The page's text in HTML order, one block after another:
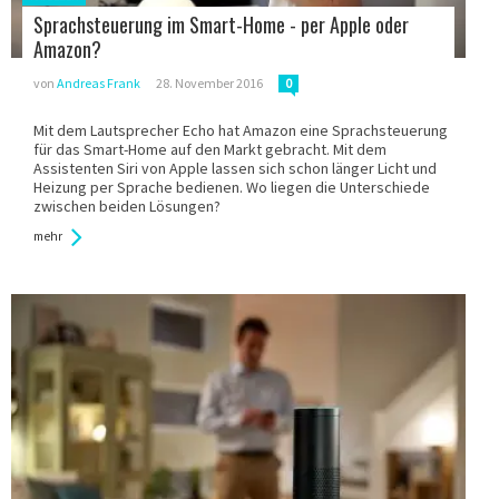
in:Sprachsteuerung im Smart-Home - per Apple oder
Amazon?
von Andreas Frank 28. November 2016 0
Mit dem Lautsprecher Echo hat Amazon eine Sprachsteuerung
für das Smart-Home auf den Markt gebracht. Mit dem
Assistenten Siri von Apple lassen sich schon länger Licht und
Heizung per Sprache bedienen. Wo liegen die Unterschiede
zwischen beiden Lösungen?
mehr